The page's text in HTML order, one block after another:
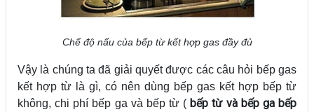
Chế độ nấu của bếp từ kết hợp gas đầy đủ
Vậy là chúng ta đã giải quyết được các câu hỏi bếp gas
kết hợp từ là gì, có nên dùng bếp gas kết hợp bếp từ
không, chi phí bếp ga và bếp từ ( bếp từ và bếp ga bếp